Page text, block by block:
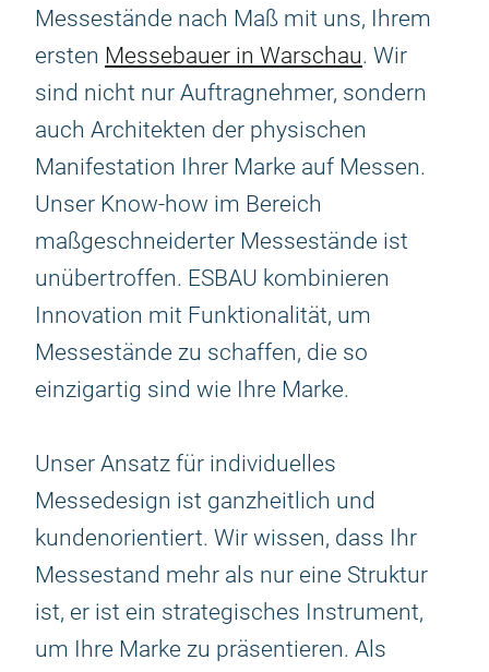
Messestände nach Maß mit uns, Ihrem
ersten Messebauer in Warschau. Wir
sind nicht nur Auftragnehmer, sondern
auch Architekten der physischen
Manifestation Ihrer Marke auf Messen.
Unser Know-how im Bereich
maßgeschneiderter Messestände ist
unübertroffen. ESBAU kombinieren
Innovation mit Funktionalität, um
Messestände zu schaffen, die so
einzigartig sind wie Ihre Marke.
Unser Ansatz für individuelles
Messedesign ist ganzheitlich und
kundenorientiert. Wir wissen, dass Ihr
Messestand mehr als nur eine Struktur
ist, er ist ein strategisches Instrument,
um Ihre Marke zu präsentieren. Als